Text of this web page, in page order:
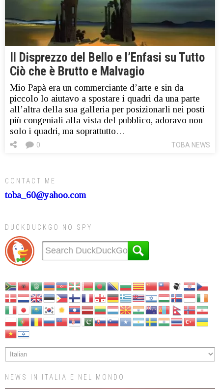
Il Disprezzo del Bello e l’Enfasi su Tutto
Ciò che è Brutto e Malvagio
Mio Papà era un commerciante d’arte e sin da
piccolo lo aiutavo a spostare i quadri da una parte
all’altra della sua galleria per posizionarli nei posti
più congeniali alla vista del pubblico, adoravo non
solo i quadri, ma soprattutto…
TOBA NEWS
0
CONTACT ME
toba_60@yahoo.com
DUCKDUCKGO NO SPY
NEWS IN ITALIA E NEL MONDO